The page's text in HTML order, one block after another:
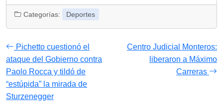
Categorías: Deportes
Pichetto cuestionó el
ataque del Gobierno contra
Paolo Rocca y tildó de
“estúpida” la mirada de
Sturzenegger
Centro Judicial Monteros:
liberaron a Máximo
Carreras